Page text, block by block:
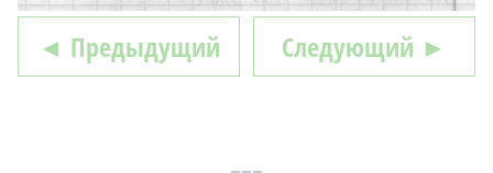
◄ Предыдущий Следующий ►